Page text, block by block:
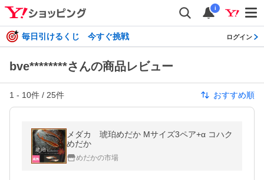
i
毎日引けるくじ 今すぐ挑戦 ログイン
bve********さんの商品レビュー
1 - 10件 / 25件 おすすめ順
メダカ 琥珀めだか Mサイズ3ペア+α コハク
めだか
めだかの市場